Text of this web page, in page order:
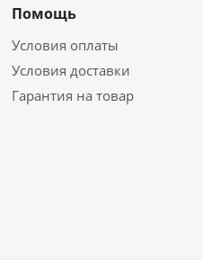
Помощь
Условия оплаты
Условия доставки
Гарантия на товар